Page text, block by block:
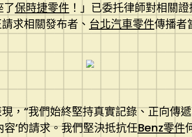
了保時捷零件 ！」已委托律師對相關
求相關發布者、 台北汽車零件傳播者
，“我們始終堅持真實記錄、正向傳
’的請求。我們堅決抵抗任Benz零件